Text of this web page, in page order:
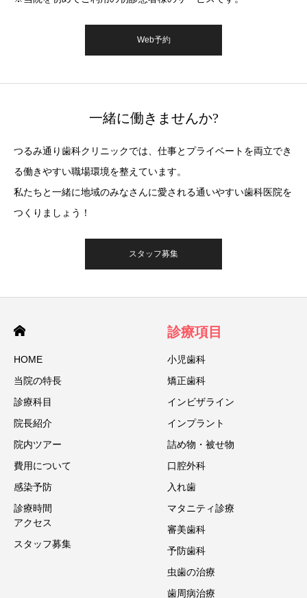
Web予約
一緒に働きませんか?
つるみ通り⻭科クリニックでは、仕事とプライベートを両立でき
る働きやすい職場環境を整えています。
私たちと一緒に地域のみなさんに愛される通いやすい⻭科医院を
つくりましょう！
スタッフ募集
HOME
当院の特⻑
診療科目
院⻑紹介
院内ツアー
費用について
感染予防
診療時間
アクセス
スタッフ募集
診療項目
小児歯科
矯正歯科
インビザライン
インプラント
詰め物・被せ物
口腔外科
入れ歯
マタニティ診療
審美歯科
予防歯科
虫歯の治療
歯周病治療